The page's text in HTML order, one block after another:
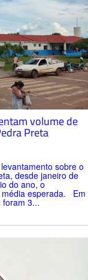
volume de
Preta
sobre o
desde janeiro de
do ano, o
média esperada. Em
3...